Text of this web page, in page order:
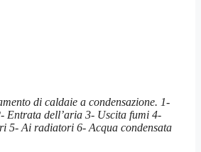
di caldaie a condensazione. 1-
Entrata dell’aria 3- Uscita fumi 4-
5- Ai radiatori 6- Acqua condensata